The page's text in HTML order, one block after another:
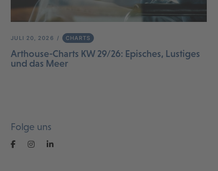
JULI 20, 2026 CHARTS
Arthouse-Charts KW 29/26: Episches, Lustiges
und das Meer
Folge uns